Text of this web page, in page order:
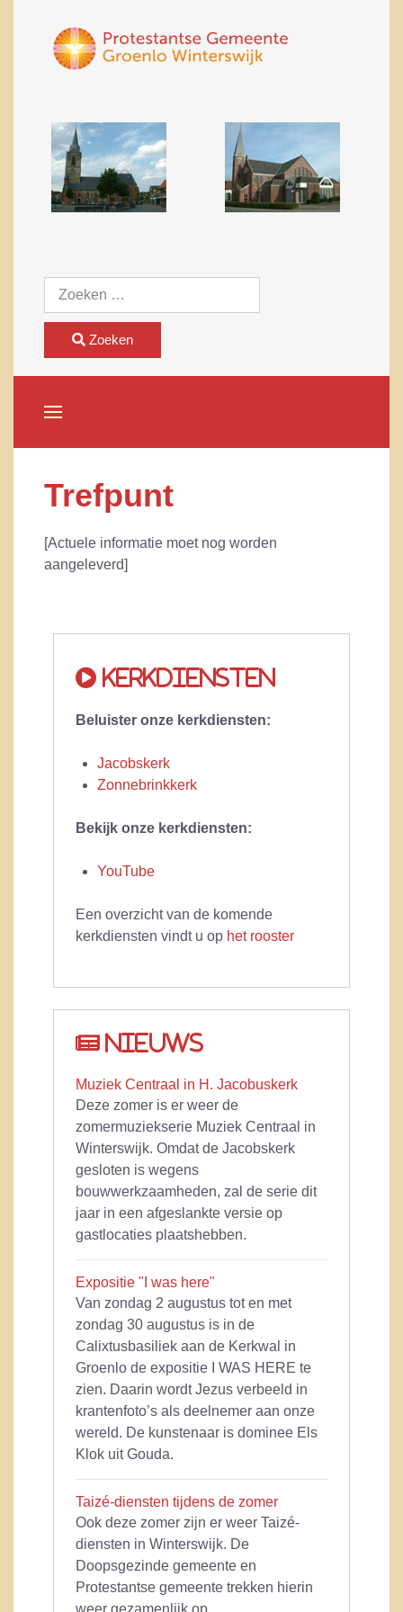
Zoeken
Trefpunt
[Actuele informatie moet nog worden
aangeleverd]
Kerkdiensten
Beluister onze kerkdiensten:
Jacobskerk
Zonnebrinkkerk
Bekijk onze kerkdiensten:
YouTube
Een overzicht van de komende
kerkdiensten vindt u op het rooster
Nieuws
Muziek Centraal in H. Jacobuskerk
Deze zomer is er weer de
zomermuziekserie Muziek Centraal in
Winterswijk. Omdat de Jacobskerk
gesloten is wegens
bouwwerkzaamheden, zal de serie dit
jaar in een afgeslankte versie op
gastlocaties plaatshebben.
Expositie "I was here"
Van zondag 2 augustus tot en met
zondag 30 augustus is in de
Calixtusbasiliek aan de Kerkwal in
Groenlo de expositie I WAS HERE te
zien. Daarin wordt Jezus verbeeld in
krantenfoto’s als deelnemer aan onze
wereld. De kunstenaar is dominee Els
Klok uit Gouda.
Taizé-diensten tijdens de zomer
Ook deze zomer zijn er weer Taizé-
diensten in Winterswijk. De
Doopsgezinde gemeente en
Protestantse gemeente trekken hierin